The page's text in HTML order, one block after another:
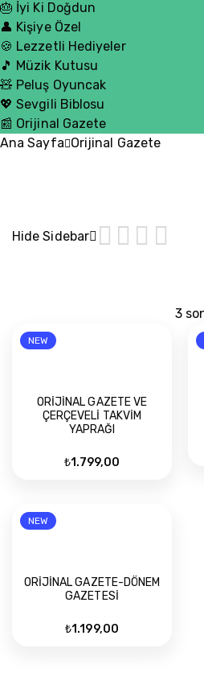
🎂 İyi Ki Doğdun
👤 Kişiye Özel
🍪 Lezzetli Hediyeler
🎵 Müzik Kutusu
🧸 Peluş Oyuncak
💖 Sevgili Biblosu
📰 Orijinal Gazete
Ana Sayfa Orijinal Gazete
Hide Sidebar
3
göre
NEW
ORİJİNAL GAZETE VE
ÇERÇEVELİ TAKVİM
YAPRAĞI
₺1.799,00
NEW
ORİJİNAL GAZETE-DÖNEM
GAZETESİ
₺1.199,00